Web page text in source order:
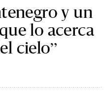
y un
lo acerca
cielo”